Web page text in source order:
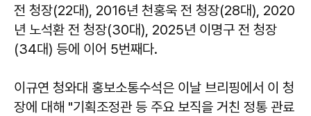
전 청장(22대), 2016년 천홍욱 전 청장(28대), 2020
년 노석환 전 청장(30대), 2025년 이명구 전 청장
(34대) 등에 이어 5번째다.
이규연 청와대 홍보소통수석은 이날 브리핑에서 이 청
장에 대해 "기획조정관 등 주요 보직을 거친 정통 관료